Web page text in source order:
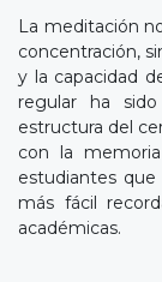
La meditación
concentración,
y la capacidad
regular ha
estructura del
con la
estudiantes
más fácil
académicas.